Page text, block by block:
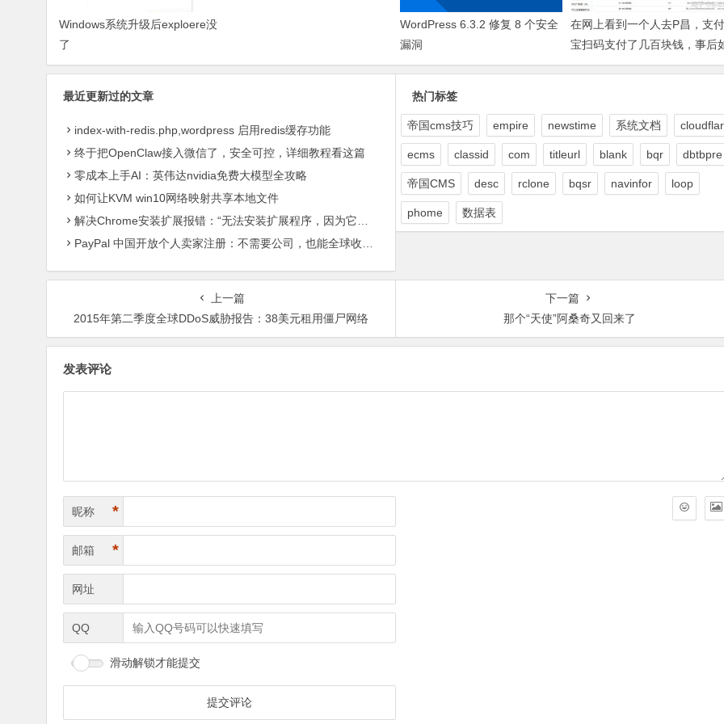
Windows系统升级后exploere没
了
WordPress 6.3.2 修复 8 个安全
漏洞
在网上看到一个人去P昌，支付
宝扫码支付了几百块钱，事后
果小姐被抓后会不会JC根据转
最近更新过的文章
index-with-redis.php,wordpress 启用redis缓存功能
终于把OpenClaw接入微信了，安全可控，详细教程看这篇
零成本上手AI：英伟达nvidia免费大模型全攻略
如何让KVM win10网络映射共享本地文件
解决Chrome安装扩展报错：“无法安装扩展程序，因为它使用了不受支持的清单版本“
PayPal 中国开放个人卖家注册：不需要公司，也能全球收款了
热门标签
帝国cms技巧 empire newstime 系统文档
ecms classid com titleurl blank bqr dbtbpre
帝国CMS desc rclone bqsr navinfor loop
phome 数据表
上一篇
2015年第二季度全球DDoS威胁报告：38美元租用僵尸网络
下一篇
那个“天使”阿桑奇又回来了
发表评论
昵称 *
邮箱 *
网址
QQ
滑动解锁才能提交